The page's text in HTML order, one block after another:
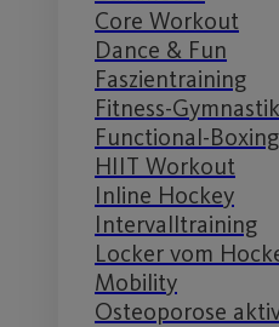
Core Workout
Dance & Fun
Faszientraining
Fitness-Gymnastik
Functional-Boxing
HIIT Workout
Inline Hockey
Intervalltraining
Locker vom
Mobility
Osteoporose